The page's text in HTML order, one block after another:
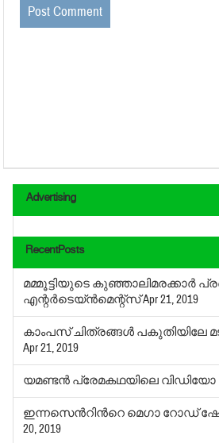
Advertising
RecentPosts
മമ്മൂട്ടിയുടെ കുഞ്ഞാലിമരക്കാര്‍
എന്റര്‍ടെയ്ന്‍മെന്റ്‌സ്Apr 21, 2019
കാംപസ് ചിത്രങ്ങള്‍ പകുതിയിലേ
Apr 21, 2019
യമണ്ടന്‍ പ്രേമകഥയിലെ വിഡിയോ
ഇന്നസെന്‍റിന്‍റെ മെഗാ റോഡ്
20, 2019